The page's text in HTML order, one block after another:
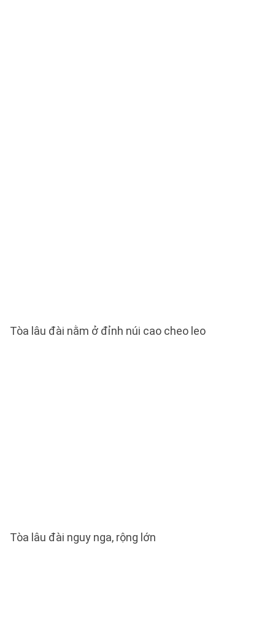
Tòa lâu đài nằm ở đỉnh núi cao cheo leo
Tòa lâu đài nguy nga, rộng lớn